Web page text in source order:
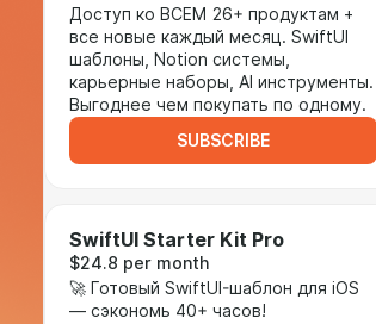
Доступ ко ВСЕМ 26+ продуктам +
все новые каждый месяц. SwiftUI
шаблоны, Notion системы,
карьерные наборы, AI инструменты.
Выгоднее чем покупать по одному.
SUBSCRIBE
SwiftUI Starter Kit Pro
$24.8 per month
🚀 Готовый SwiftUI-шаблон для iOS
— сэкономь 40+ часов!